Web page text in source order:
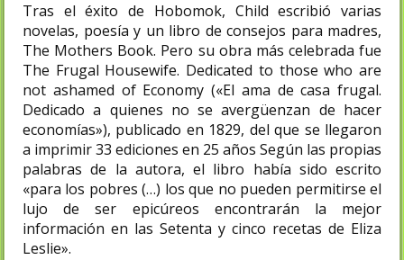
Tras el éxito de Hobomok, Child escribió varias
novelas, poesía y un libro de consejos para madres,
The Mothers Book. Pero su obra más celebrada fue
The Frugal Housewife. Dedicated to those who are
not ashamed of Economy («El ama de casa frugal.
Dedicado a quienes no se avergüenzan de hacer
economías»), publicado en 1829, del que se llegaron
a imprimir 33 ediciones en 25 años​ Según las propias
palabras de la autora, el libro había sido escrito
«para los pobres (…) los que no pueden permitirse el
lujo de ser epicúreos encontrarán la mejor
información en las Setenta y cinco recetas de Eliza
Leslie».